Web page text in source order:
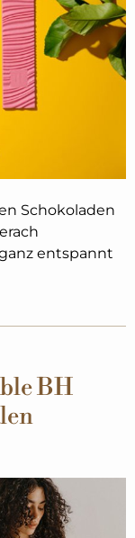
Schokoladen
entspannt
BH